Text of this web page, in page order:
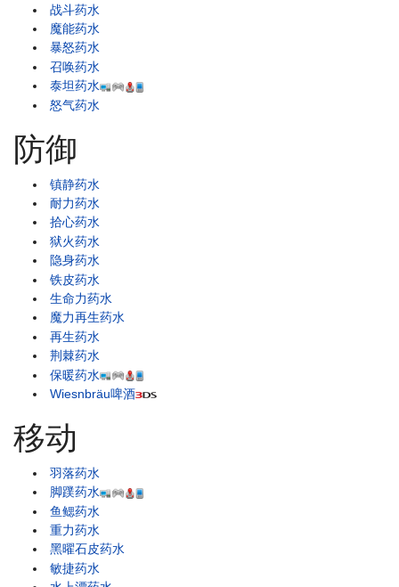
战斗药水
魔能药水
暴怒药水
召唤药水
泰坦药水
怒气药水
防御
镇静药水
耐力药水
拾心药水
狱火药水
隐身药水
铁皮药水
生命力药水
魔力再生药水
再生药水
荆棘药水
保暖药水
Wiesnbräu啤酒
移动
羽落药水
脚蹼药水
鱼鳃药水
重力药水
黑曜石皮药水
敏捷药水